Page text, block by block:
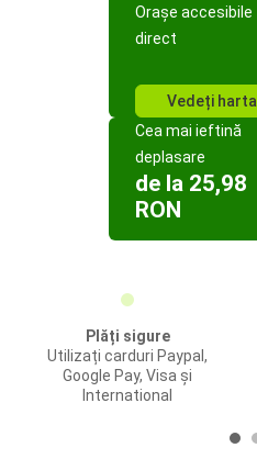
Orașe accesibile
direct
Vedeți harta
Cea mai ieftină
deplasare
de la 25,98
RON
Plăți sigure
Utilizați carduri Paypal,
Google Pay, Visa și
International